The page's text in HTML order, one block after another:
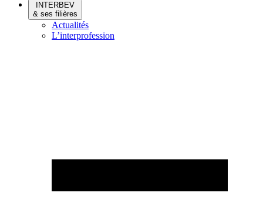
INTERBEV
& ses filières
Actualités
L’interprofession